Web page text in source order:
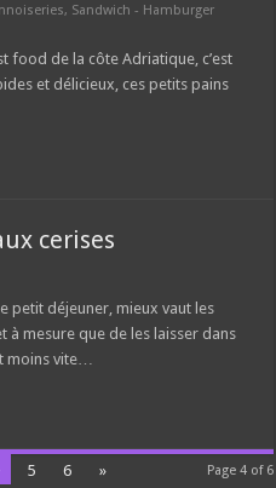
, Sandwich - Hamburger
food de la côte Adriatique, c’est
et délicieux, ces petits pains
cerises
petit déjeuner, mieux vaut les
à mesure que de les laisser dans
moins vite…
Page 4 of 6
5 6 »